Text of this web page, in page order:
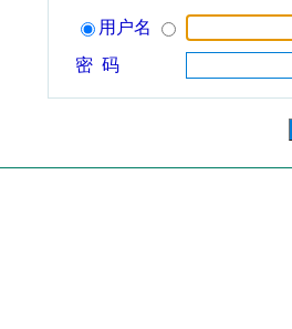
用户名
密 码